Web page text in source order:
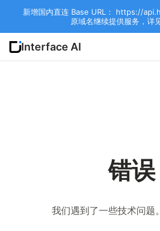
新增国内直连 Base URL： https://
原域名继续提供服务，详
Interface AI
错误
我们遇到了一些技术问题